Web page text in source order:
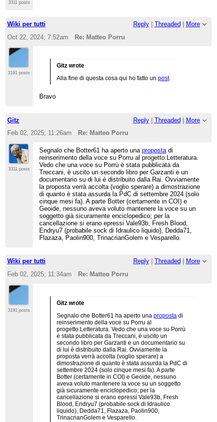
3311 posts
Wiki per tutti Reply| Threaded | More
Oct 22, 2024; 7:52am
Re: Matteo Porru
3191 posts
Gitz wrote
Alla fine di questa cosa qui ho fatto unpost.
Bravo
Gitz Reply| Threaded | More
Feb 02, 2025; 11:26am
Re: Matteo Porru
3311 posts
Segnalo che Botter61 ha aperto unapropostadi
reinserimento della voce su Porru al progetto:Letteratura.
Vedo che una voce su Porrù è stata pubblicata da
Treccani, è uscito un secondo libro per Garzanti e un
documentario su di lui è distribuito dalla Rai. Ovviamente
la proposta verrà accolta (voglio sperare) a dimostrazione
di quanto è stata assurda la PdC di settembre 2024 (solo
cinque mesi fa). A parte Botter (certamente in COI) e
Geoide, nessuno aveva voluto mantenere la voce su un
soggetto già sicuramente enciclopedico; per la
cancellazione si erano epressi Vale93b, Fresh Blood,
Endryu7 (probabile sock di Idraulico liquido), Dedda71,
Flazaza, Paolin900, TrinacrianGolem e Vesparello.
Wiki per tutti Reply| Threaded
More
Feb 02, 2025; 11:34am
Re: Matteo Porru
3191 posts
Gitz wrote
Segnalo che Botter61 ha aperto unaproposta di
reinserimento della voce su Porru al
progetto:Letteratura. Vedo che una voce su Porrù
è stata pubblicata da Treccani, è uscito un
secondo libro per Garzanti e un documentario su
di lui è distribuito dalla Rai. Ovviamente la
proposta verrà accolta (voglio sperare) a
dimostrazione di quanto è stata assurda la PdC di
settembre 2024 (solo cinque mesi fa). A parte
Botter (certamente in COI) e Geoide, nessuno
aveva voluto mantenere la voce su un soggetto
già sicuramente enciclopedico; per la
cancellazione si erano epressi Vale93b, Fresh
Blood, Endryu7 (probabile sock di Idraulico
liquido), Dedda71, Flazaza, Paolin900,
TrinacrianGolem e Vesparello.